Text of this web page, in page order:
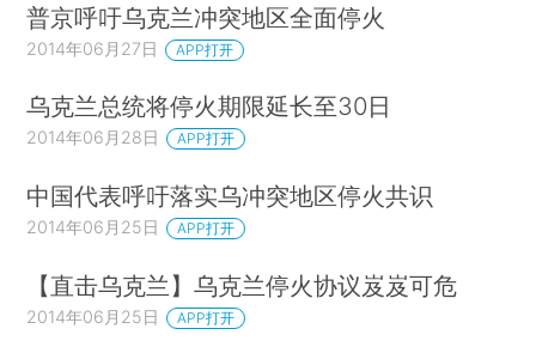
普京呼吁乌克兰冲突地区全面停火
2014年06月27日 APP打开
乌克兰总统将停火期限延长至30日
2014年06月28日 APP打开
中国代表呼吁落实乌冲突地区停火共识
2014年06月25日 APP打开
【直击乌克兰】乌克兰停火协议岌岌可危
2014年06月25日 APP打开